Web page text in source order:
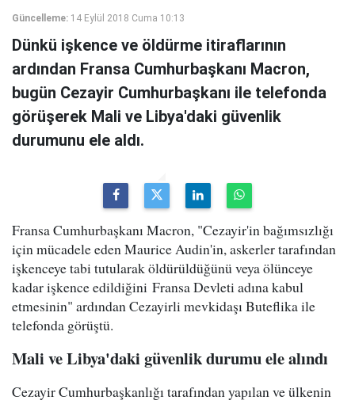
Güncelleme: 14 Eylül 2018 Cuma 10:13
Dünkü işkence ve öldürme itiraflarının
ardından Fransa Cumhurbaşkanı Macron,
bugün Cezayir Cumhurbaşkanı ile telefonda
görüşerek Mali ve Libya'daki güvenlik
durumunu ele aldı.
Fransa Cumhurbaşkanı Macron, "Cezayir'in bağımsızlığı
için mücadele eden Maurice Audin'in, askerler tarafından
işkenceye tabi tutularak öldürüldüğünü veya ölünceye
kadar işkence edildiğini Fransa Devleti adına kabul
etmesinin" ardından Cezayirli mevkidaşı Buteflika ile
telefonda görüştü.
Mali ve Libya'daki güvenlik durumu ele alındı
Cezayir Cumhurbaşkanlığı tarafından yapılan ve ülkenin